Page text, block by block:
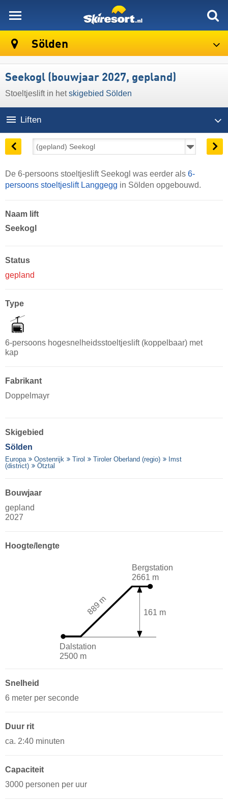
Sölden
Seekogl (bouwjaar 2027, gepland)
Stoeltjeslift in hetskigebied Sölden
Liften
De 6-persoons stoeltjeslift Seekogl was eerder als 6-
persoons stoeltjeslift Langgegg in Sölden opgebouwd.
Naam lift
Seekogl
Status
gepland
Type
6-persoons hogesnelheidsstoeltjeslift (koppelbaar) met
kap
Fabrikant
Doppelmayr
Skigebied
Sölden
Europa Oostenrijk Tirol Tiroler Oberland (regio)
Imst
(district)
Ötztal
Bouwjaar
gepland
2027
Hoogte/lengte
Dalstation
2500 m
Bergstation
2661 m
161 m
889 m
Snelheid
6 meter per seconde
Duur rit
ca. 2:40 minuten
Capaciteit
3000 personen per uur